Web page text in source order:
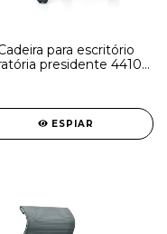
para escritório
presidente 44101
- Cavaletti - Base
Alumínio
ESPIAR